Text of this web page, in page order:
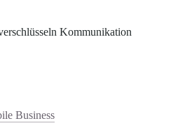
Kommunikation
Business